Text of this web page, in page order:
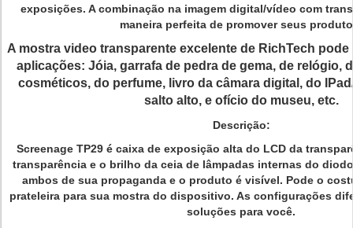
exposições. A combinação na imagem digital/vídeo com
maneira perfeita de promover seus
A mostra video transparente excelente de RichTech
aplicações: Jóia, garrafa de pedra de gema, de relógio,
cosméticos, do perfume, livro da câmara digital, do
salto alto, e ofício do museu, etc.
Descrição:
Screenage TP29 é caixa de exposição alta do LCD da
transparência e o brilho da ceia de lâmpadas internas do
ambos de sua propaganda e o produto é visível. Pode o
prateleira para sua mostra do dispositivo. As configurações
soluções para você.